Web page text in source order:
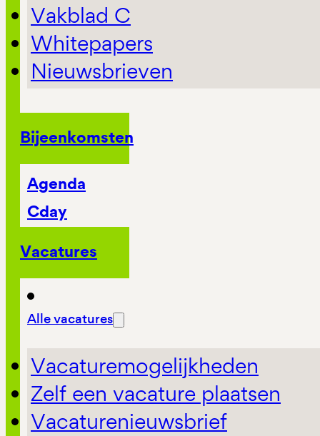
Vakblad C
Whitepapers
Nieuwsbrieven
Bijeenkomsten
Agenda
Cday
Vacatures
Alle vacatures
Vacaturemogelijkheden
Zelf een vacature plaatsen
Vacaturenieuwsbrief